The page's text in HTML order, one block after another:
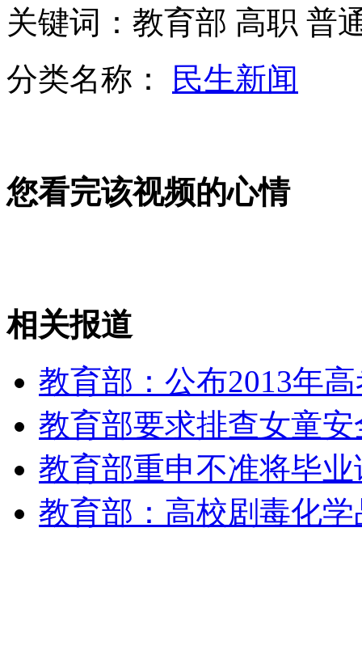
高职招考将逐步与普通高校本科考试分离
实拍广州城管与小贩冲突 遭剥衣服抓下体
女孩北京地铁殴打老人 痛下狠手拳打脚踢
无痛分娩是否安全 医生回应
外交部：反对强权政治霸凌主义
关键词：教育部 高职 普
分类名称：
民生新闻
您看完该视频的心情
相关报道
教育部：公布2013年
教育部要求排查女童
教育部重申不准将毕
教育部：高校剧毒化